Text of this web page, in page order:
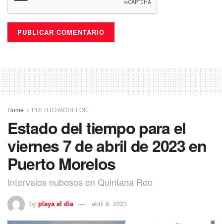
Home PUERTO MORELOS
Estado del tiempo para el
viernes 7 de abril de 2023 en
Puerto Morelos
Intervalos nubosos en Quintana Roo
by playa al dia abril 6, 2023